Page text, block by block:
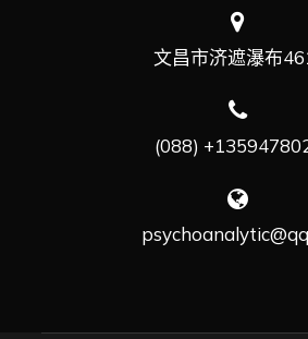
文昌市济遮瀑布
(088)